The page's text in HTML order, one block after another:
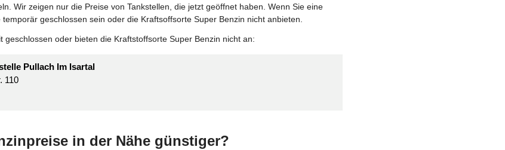
Wir zeigen nur die Preise von Tankstellen, die jetzt geöffnet haben. Wenn Sie eine
geschlossen sein oder die Kraftsoffsorte Super Benzin nicht anbieten.
geschlossen oder bieten die Kraftstoffsorte Super Benzin nicht an:
Pullach Im Isartal
110
in der Nähe günstiger?